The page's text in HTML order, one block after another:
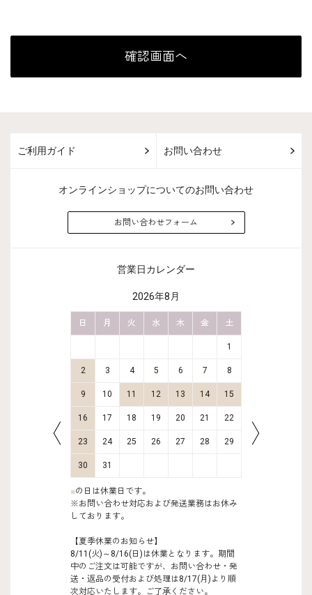
ご利用ガイド お問い合わせ
オンラインショップについてのお問い合わせ
お問い合わせフォーム
営業日カレンダー
2026年8月
日 月 火 水 木 金 土
1
2 3 4 5 6 7 8
9 10 11 12 13 14 15
16 17 18 19 20 21 22
23 24 25 26 27 28 29
30 31
■の日は休業日です。
※お問い合わせ対応および発送業務はお休み
しております。
【夏季休業のお知らせ】
8/11(火)～8/16(日)は休業となります。期間
中のご注文は可能ですが、お問い合わせ・発
送・返品の受付および処理は8/17(月)より順
次対応いたします。ご了承ください。